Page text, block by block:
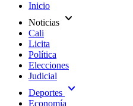
Inicio
Noticias expand_more
Cali
Licita
Política
Elecciones
Judicial
Deportes expand_more
Economía